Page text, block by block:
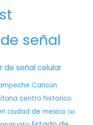
señal
de señal celular
Cancún
centro historico
ciudad de mexico Del